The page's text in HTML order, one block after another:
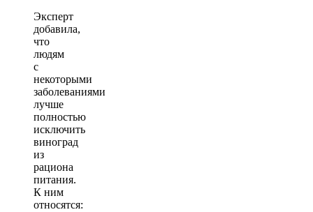
Эксперт
добавила,
что
людям
с
некоторыми
заболеваниями
лучше
полностью
исключить
виноград
из
рациона
питания.
К ним
относятся: